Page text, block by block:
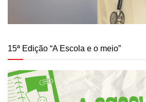
15ª Edição “A Escola e o meio”